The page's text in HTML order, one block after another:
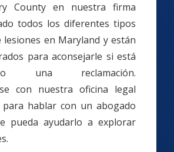
County en nuestra firma
todos los diferentes tipos
lesiones en Maryland y están
para aconsejarle si está
una reclamación.
con nuestra oficina legal
hablar con un abogado
pueda ayudarlo a explorar